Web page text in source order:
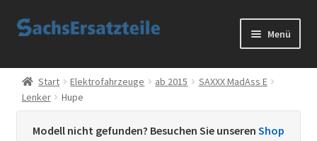
Zur
Zum
Menü
Start
AGB
Start Elektrofahrzeuge ab 2015
SAXXX MadAss E
Lenker
Hupe
Modell nicht gefunden? Besuchen Sie unseren Shop